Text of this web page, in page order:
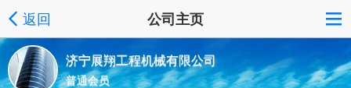
返回 公司主页
济宁展翔工程机械有限公司
普通会员